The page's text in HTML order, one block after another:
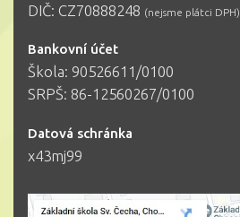
DIČ: CZ70888248 (nejsme plátci DPH)
Bankovní účet
Škola: 90526611/0100
SRPŠ: 86-12560267/0100
Datová schránka
x43mj99